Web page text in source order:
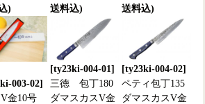
)
送料込)
送料込)
003-02]
金10号
[ty23ki-004-01]
三徳 包丁180
ダマスカスV金
[ty23ki-004-02]
ペティ包丁135
ダマスカスV金